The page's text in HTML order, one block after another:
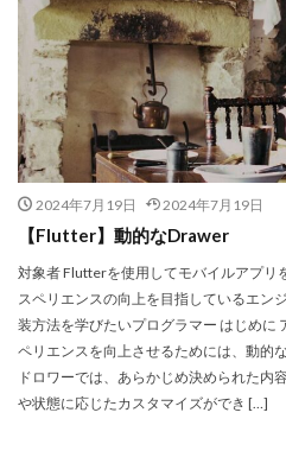
2024年7月19日 2024年7月19日
【Flutter】動的なDrawer
対象者 Flutterを使用してモバイルアプリ
スペリエンスの向上を目指しているエン
装方法を学びたいプログラマー はじめに
ペリエンスを向上させるためには、動的
ドロワーでは、あらかじめ決められた内
や状態に応じたカスタマイズができ […]